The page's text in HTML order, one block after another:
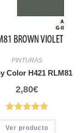
PINTURAS
Color H421 RLM81
2,80€
Ver producto